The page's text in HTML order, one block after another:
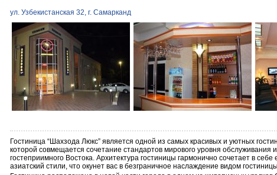
ул. Узбекистанская 32, г. Самарканд
Гостиница “Шахзода Люкс” является одной из самых красивых и уютных
которой совмещается сочетание стандартов мирового уровня обслуживания
гостеприимного Востока. Архитектура гостиницы гармонично сочетает в
азиатский стили, что окунет вас в безграничное наслаждение видом